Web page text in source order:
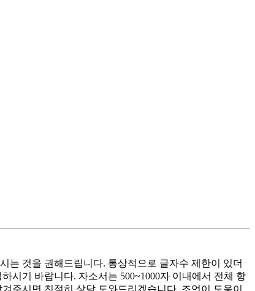
는 것을 권해드립니다. 통상적으로 글자수 제한이 있더
시기 바랍니다. 자소서는 500~1000자 이내에서 전체 항
주시면 친절히 상담 도와드리겠습니다. 조언이 도움이